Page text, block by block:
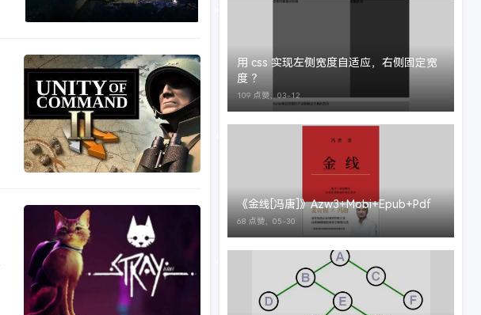
用 css 实现左侧宽度自适应，右侧固定宽
度 ？
109 点赞， 03-12
《金线[冯唐]》Azw3+Mobi+Epub+Pdf
68 点赞， 05-30